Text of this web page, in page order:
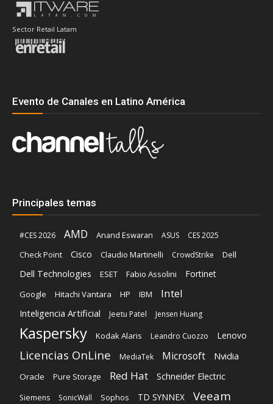
Sector Retail Latam
Evento de Canales en Latino América
Principales temas
#CES 2026 AMD Anand Eswaran ASUS
CES 2025
Check Point
Cisco Claudio Martinelli CrowdStrike Dell
Dell Technologies ESET Fabio Assolini Fortinet
Google Hitachi Vantara HP IBM Intel
Inteligencia Artificial Jeetu Patel Jensen Huang
Kaspersky Kodak Alaris Leandro Cuozzo Lenovo
Licencias OnLine MediaTek Microsoft Nvidia
Oracle Pure Storage Red Hat Schneider Electric
Siemens SonicWall Sophos TD SYNNEX Veeam